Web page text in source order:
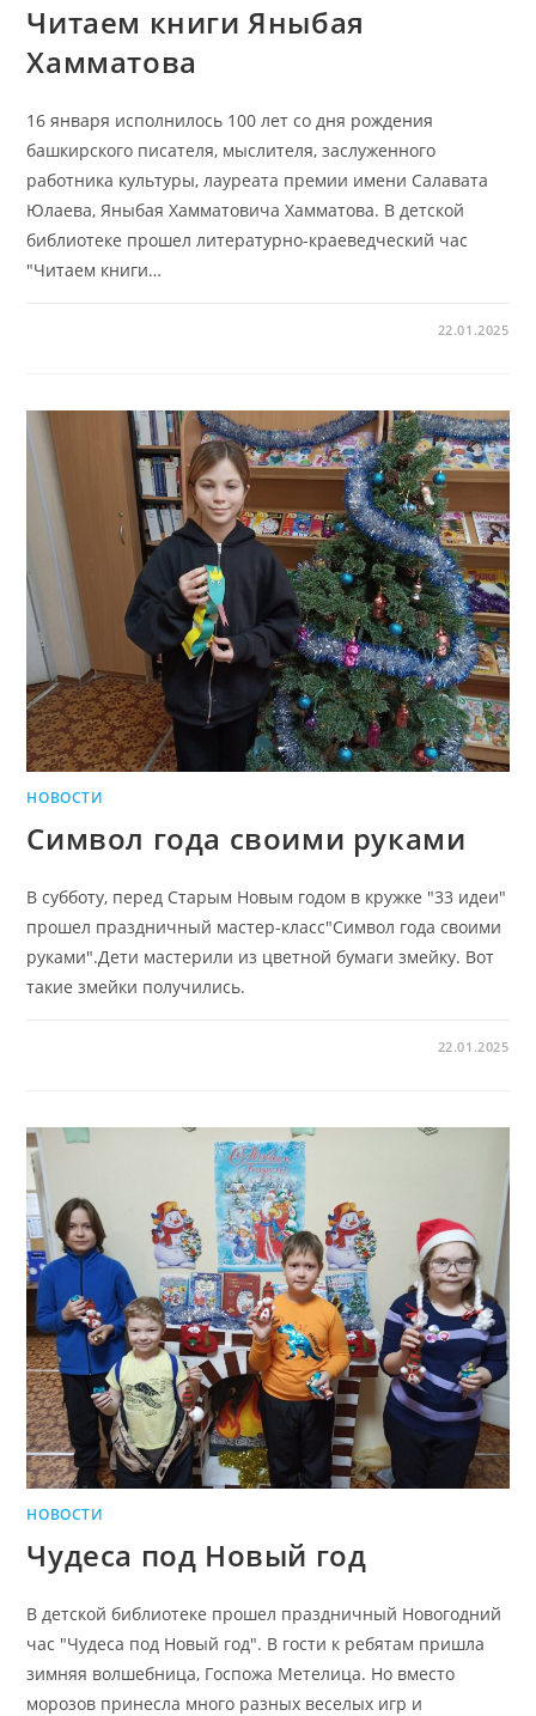
Читаем книги Яныбая
Хамматова
16 января исполнилось 100 лет со дня рождения
башкирского писателя, мыслителя, заслуженного
работника культуры, лауреата премии имени Салавата
Юлаева, Яныбая Хамматовича Хамматова. В детской
библиотеке прошел литературно-краеведческий час
"Читаем книги…
22.01.2025
НОВОСТИ
Символ года своими руками
В субботу, перед Старым Новым годом в кружке "33 идеи"
прошел праздничный мастер-класс"Символ года своими
руками".Дети мастерили из цветной бумаги змейку. Вот
такие змейки получились.
22.01.2025
НОВОСТИ
Чудеса под Новый год
В детской библиотеке прошел праздничный Новогодний
час "Чудеса под Новый год". В гости к ребятам пришла
зимняя волшебница, Госпожа Метелица. Но вместо
морозов принесла много разных веселых игр и